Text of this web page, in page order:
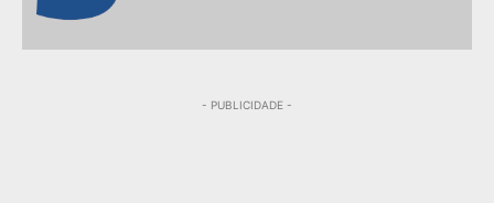
- PUBLICIDADE -